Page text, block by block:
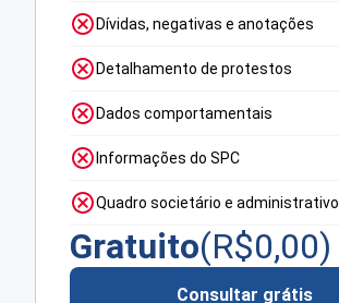
Dívidas, negativas e anotações
Detalhamento de protestos
Dados comportamentais
Informações do SPC
Quadro societário e administrativo
Gratuito(R$0,00)
Consultar grátis